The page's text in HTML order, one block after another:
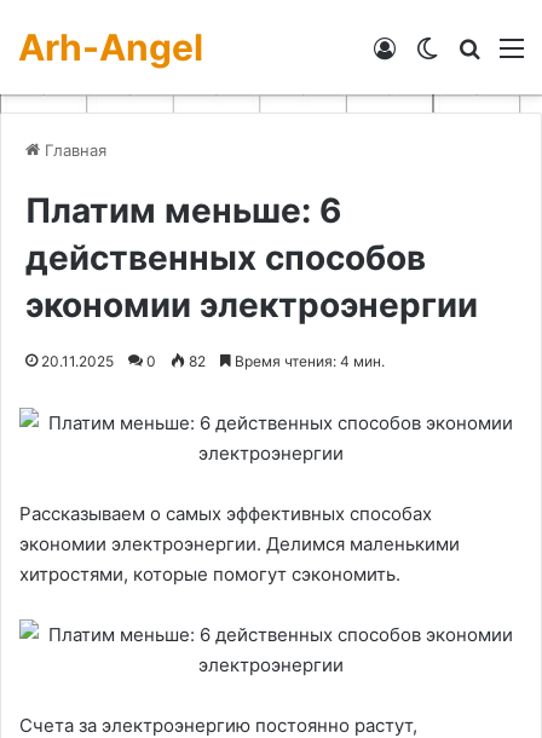
Arh-Angel Switch skin
Войти
Главная
Платим меньше: 6
действенных способов
экономии электроэнергии
20.11.2025 0 82 Время чтения: 4 мин.
Рассказываем о самых эффективных способах
экономии электроэнергии. Делимся маленькими
хитростями, которые помогут сэкономить.
Счета за электроэнергию постоянно растут,